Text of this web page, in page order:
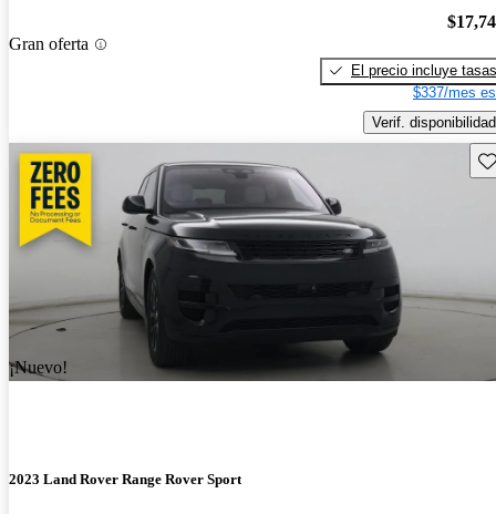
Gran oferta
El precio incluye tasas
$337/mes
Verif. disponibilidad
¡Nuevo!
2023 Land Rover Range Rover Sport